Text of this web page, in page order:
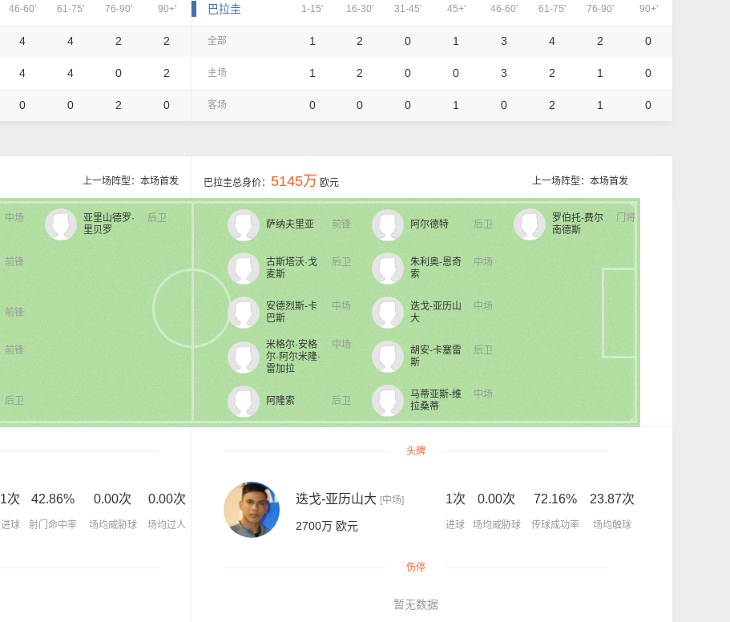
46-60' 61-75' 76-90' 90+'
4 4 2 2
4 4 0 2
0 0 2 0
巴拉圭 1-15' 16-30' 31-45' 45+' 46-60' 61-75' 76-90' 90+'
全部 1 2 0 1 3 4 2 0
主场 1 2 0 0 3 2 1 0
客场 0 0 0 1 0 2 1 0
上一场阵型：本场首发 上一场阵型：本场首发
巴拉圭总身价： 5145万 欧元
中场
前锋
前锋
前锋
后卫
后卫
亚里山德罗·
里贝罗
前锋
萨纳夫里亚
后卫
古斯塔沃·戈
麦斯
中场
安德烈斯-卡
巴斯
中场
米格尔·安格
尔·阿尔米隆·
雷加拉
后卫
阿隆索
后卫
阿尔德特
中场
朱利奥-恩奇
索
中场
迭戈-亚历山
大
后卫
胡安-卡塞雷
斯
中场
马蒂亚斯-维
拉桑蒂
门将
罗伯托-费尔
南德斯
1次
进球
42.86%
射门命中率
0.00次
场均威胁球
0.00次
场均过人
头牌
迭戈-亚历山大 [中场]
2700万 欧元
1次
进球
0.00次
场均威胁球
72.16%
传球成功率
23.87次
场均触球
伤停
暂无数据